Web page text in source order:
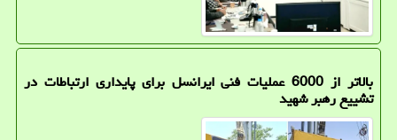
بالاتر از 6000 عملیات فنی ایرانسل برای پایداری ارتباطات در
تشییع رهبر شهید